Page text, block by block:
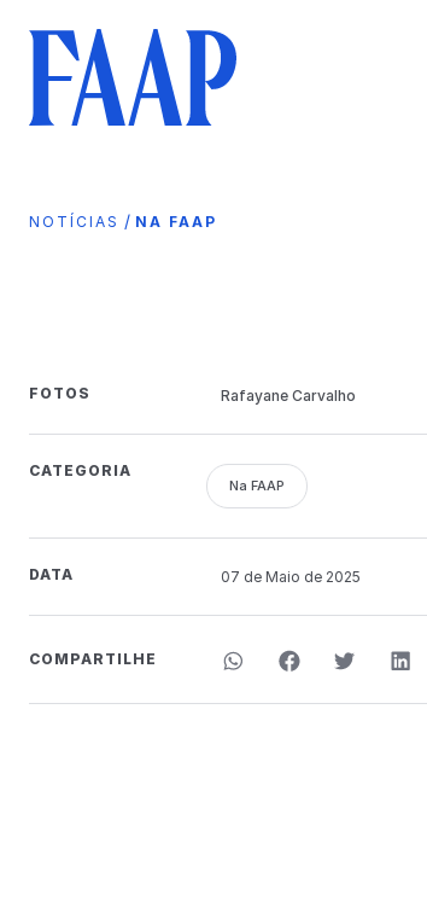
NOTÍCIAS / NA FAAP
FOTOS Rafayane Carvalho
CATEGORIA
Na FAAP
DATA 07 de Maio de 2025
COMPARTILHE